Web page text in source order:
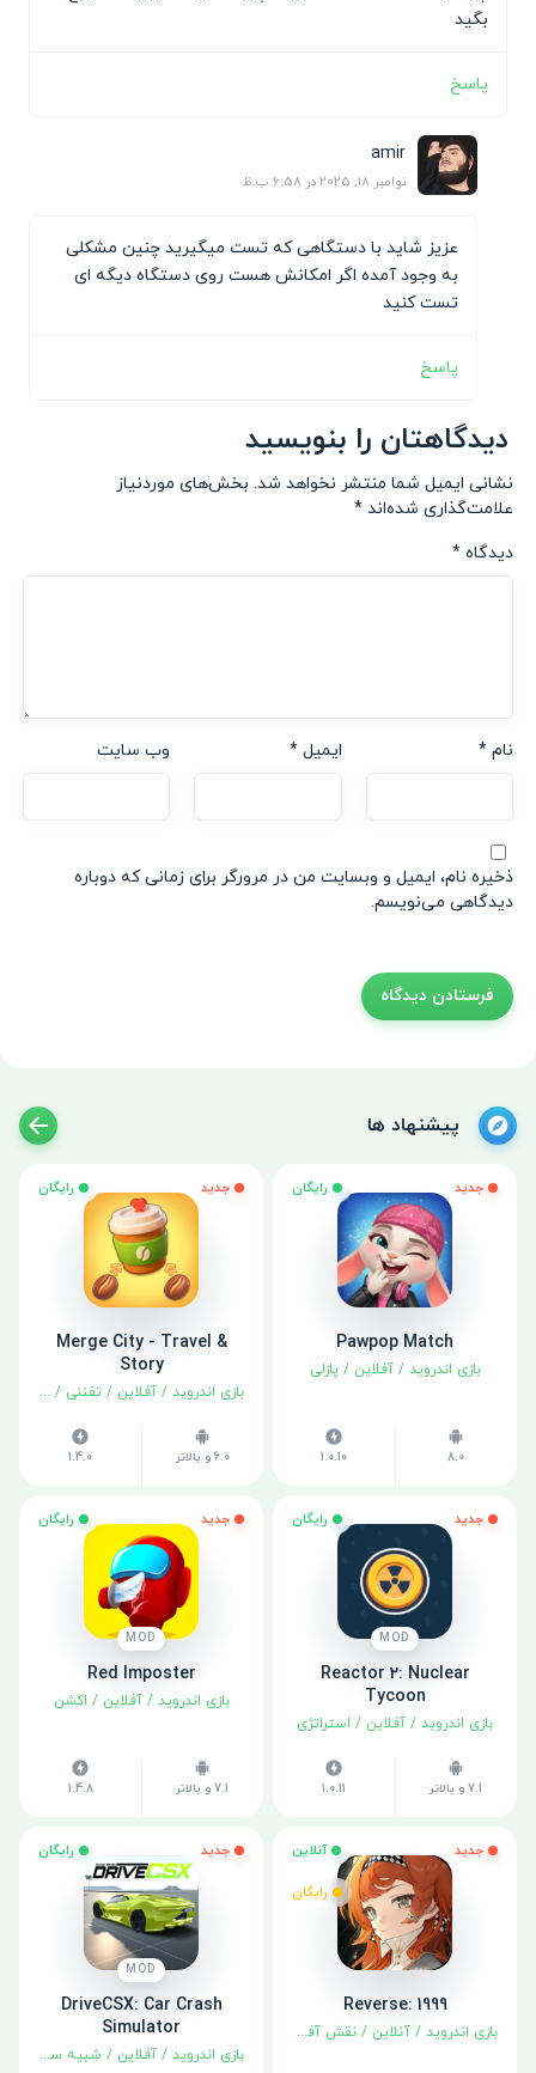
بگید
پاسخ
amir
نوامبر 18, 2025 در 6:58 ب.ظ
عزیز شاید با دستگاهی که تست میگیرید چنین مشکلی
به وجود آمده اگر امکانش هست روی دستگاه دیگه ای
تست کنید
پاسخ
دیدگاهتان را بنویسید
نشانی ایمیل شما منتشر نخواهد شد. بخش‌های موردنیاز
علامت‌گذاری شده‌اند *
دیدگاه *
نام * ایمیل* وب‌ سایت
ذخیره نام، ایمیل و وبسایت من در مرورگر برای زمانی که دوباره
دیدگاهی می‌نویسم.
پیشنهاد ها
جدید رایگان
Pawpop Match
بازی اندروید /آفلاین / پازلی
8.0
1.0.10
جدید رایگان
Merge City - Travel &
Story
بازی اندروید / آفلاین / تفننی / شبیه
6.0 و بالاتر 1.4.0
جدید رایگان
MOD
Reactor 2: Nuclear
Tycoon
بازی اندروید / آفلاین / استراتژی
7.1 و بالاتر 1.0.11
جدید رایگان
MOD
Red Imposter
بازی اندروید /آفلاین / اکشن
7.1 و بالاتر 1.4.8
جدید آنلاین
رایگان
Reverse: 1999
بازی اندروید / آنلاین / نقش آفرینی
جدید رایگان
MOD
DriveCSX: Car Crash
Simulator
بازی اندروید / آفلاین / شبیه سازی